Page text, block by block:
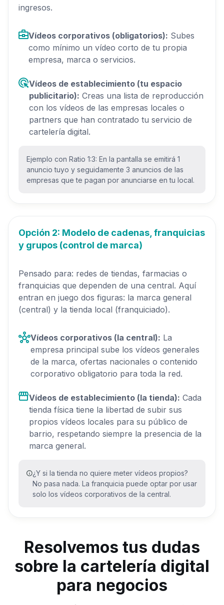
ingresos.
Vídeos corporativos (obligatorios): Subes
como mínimo un vídeo corto de tu propia
empresa, marca o servicios.
Vídeos de establecimiento (tu espacio
publicitario): Creas una lista de reproducción
con los vídeos de las empresas locales o
partners que han contratado tu servicio de
cartelería digital.
Ejemplo con Ratio 1:3: En la pantalla se emitirá 1
anuncio tuyo y seguidamente 3 anuncios de las
empresas que te pagan por anunciarse en tu local.
Opción 2: Modelo de cadenas, franquicias
y grupos (control de marca)
Pensado para: redes de tiendas, farmacias o
franquicias que dependen de una central. Aquí
entran en juego dos figuras: la marca general
(central) y la tienda local (franquiciado).
Vídeos corporativos (la central): La
empresa principal sube los vídeos generales
de la marca, ofertas nacionales o contenido
corporativo obligatorio para toda la red.
Vídeos de establecimiento (la tienda): Cada
tienda física tiene la libertad de subir sus
propios vídeos locales para su público de
barrio, respetando siempre la presencia de la
marca general.
¿Y si la tienda no quiere meter vídeos propios?
No pasa nada. La franquicia puede optar por usar
solo los vídeos corporativos de la central.
Resolvemos tus dudas
sobre la cartelería digital
para negocios